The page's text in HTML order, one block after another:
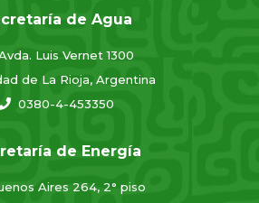
de Agua
Luis Vernet 1300
de La Rioja, Argentina
0380-4-453350
de Energía
Aires 264, 2° piso